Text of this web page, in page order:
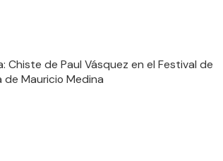
Chiste de Paul Vásquez en el Festival de
de Mauricio Medina